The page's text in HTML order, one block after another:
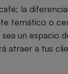
la
temático o
un espacio
atraer a tus